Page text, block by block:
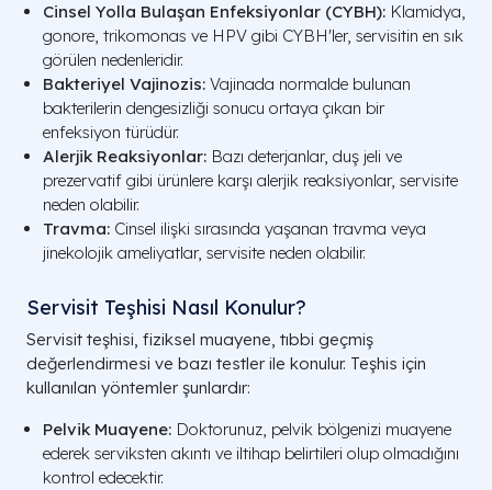
Cinsel Yolla Bulaşan Enfeksiyonlar (CYBH): Klamidya,
gonore, trikomonas ve HPV gibi CYBH'ler, servisitin en sık
görülen nedenleridir.
Bakteriyel Vajinozis: Vajinada normalde bulunan
bakterilerin dengesizliği sonucu ortaya çıkan bir
enfeksiyon türüdür.
Alerjik Reaksiyonlar: Bazı deterjanlar, duş jeli ve
prezervatif gibi ürünlere karşı alerjik reaksiyonlar, servisite
neden olabilir.
Travma: Cinsel ilişki sırasında yaşanan travma veya
jinekolojik ameliyatlar, servisite neden olabilir.
Servisit Teşhisi Nasıl Konulur?
Servisit teşhisi, fiziksel muayene, tıbbi geçmiş
değerlendirmesi ve bazı testler ile konulur. Teşhis için
kullanılan yöntemler şunlardır:
Pelvik Muayene: Doktorunuz, pelvik bölgenizi muayene
ederek serviksten akıntı ve iltihap belirtileri olup olmadığını
kontrol edecektir.